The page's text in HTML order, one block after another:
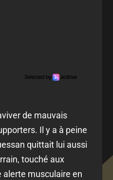
de mauvais
Il y a à peine
quittait lui aussi
touché aux
alerte musculaire en